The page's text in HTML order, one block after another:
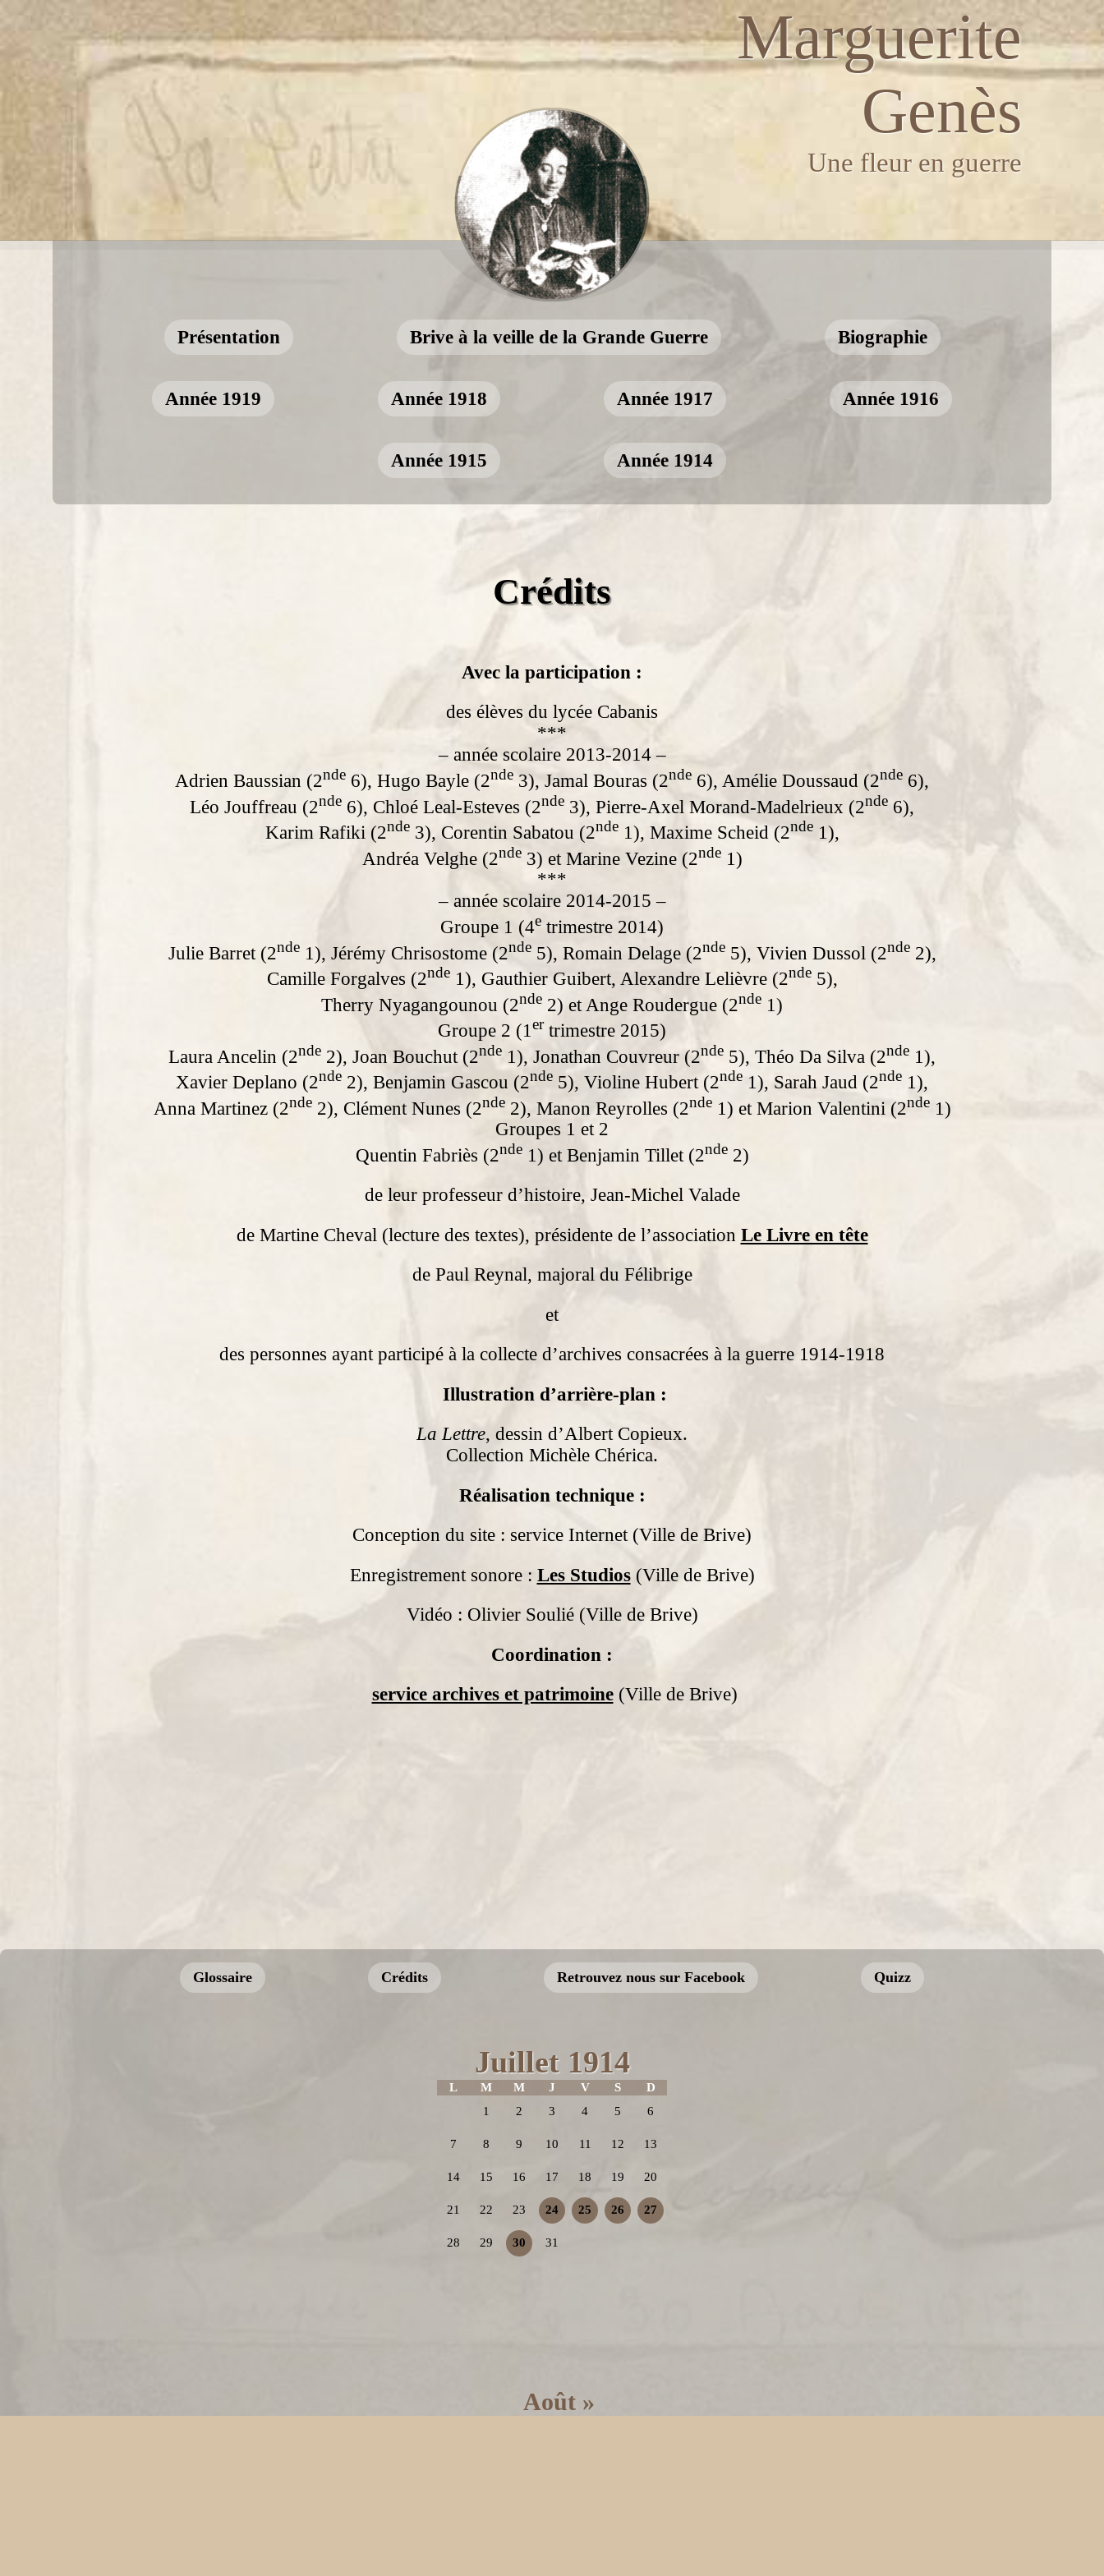
Marguerite
Genès
Une fleur en guerre
Présentation Brive à la veille de la Grande Guerre Biographie
Année 1919 Année 1918 Année 1917 Année 1916
Année 1915 Année 1914
Crédits
Avec la participation :
des élèves du lycée Cabanis
***
– année scolaire 2013-2014 –
Adrien Baussian (2nde 6), Hugo Bayle (2nde 3), Jamal Bouras (2nde 6), Amélie Doussaud (2nde 6),
Léo Jouffreau (2nde 6), Chloé Leal-Esteves (2nde 3), Pierre-Axel Morand-Madelrieux (2nde 6),
Karim Rafiki (2nde3), Corentin Sabatou (2nde1), Maxime Scheid (2nde1),
Andréa Velghe (2nde3) et Marine Vezine (2nde1)
***
– année scolaire 2014-2015 –
Groupe 1 (4e trimestre 2014)
Julie Barret (2nde1), Jérémy Chrisostome (2nde5), Romain Delage (2nde5), Vivien Dussol (2nde2),
Camille Forgalves (2nde1), Gauthier Guibert, Alexandre Lelièvre (2nde5),
Therry Nyagangounou (2nde 2) et Ange Roudergue (2nde 1)
Groupe 2 (1 ertrimestre 2015)
Laura Ancelin (2nde 2), Joan Bouchut (2nde 1), Jonathan Couvreur (2nde 5), Théo Da Silva (2nde 1),
Xavier Deplano (2nde 2), Benjamin Gascou (2nde 5), Violine Hubert (2nde 1), Sarah Jaud (2nde 1),
Anna Martinez (2nde2), Clément Nunes (2nde2), Manon Reyrolles (2nde1) et Marion Valentini (2nde1)
Groupes 1 et 2
Quentin Fabriès (2nde1) et Benjamin Tillet (2nde2)
de leur professeur d’histoire, Jean-Michel Valade
de Martine Cheval (lecture des textes), présidente de l’association Le Livre en tête
de Paul Reynal, majoral du Félibrige
et
des personnes ayant participé à la collecte d’archives consacrées à la guerre 1914-1918
Illustration d’arrière-plan :
La Lettre, dessin d’Albert Copieux.
Collection Michèle Chérica.
Réalisation technique :
Conception du site : service Internet (Ville de Brive)
Enregistrement sonore : Les Studios(Ville de Brive)
Vidéo : Olivier Soulié (Ville de Brive)
Coordination :
service archives et patrimoine(Ville de Brive)
Glossaire Crédits Retrouvez nous sur Facebook Quizz
Juillet 1914
L M M J V S
D
1
2 3 4 5 6
7 8 9 10 11 12 13
14 15 16 17 18 19 20
21 22 23 24 25 26 27
28 29 30 31
Août »